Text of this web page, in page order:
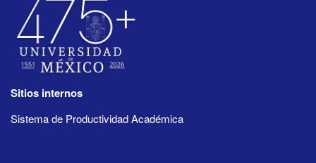
Sitios internos
Sistema de Productividad Académica